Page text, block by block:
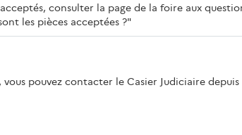
consulter la page de la foire aux
les pièces acceptées ?"
pouvez contacter le Casier Judiciaire depuis